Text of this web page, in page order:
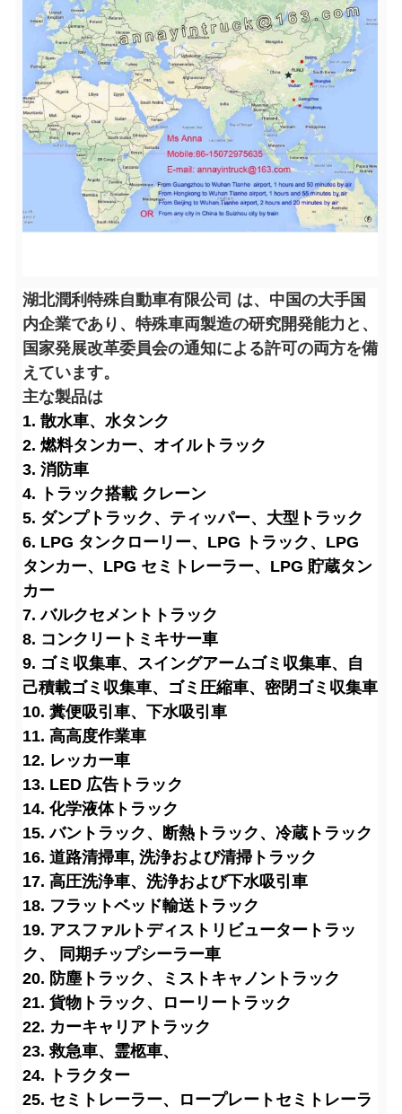
湖北潤利特殊自動車有限公司 は、中国の大手国
内企業であり、特殊車両製造の研究開発能力と、
国家発展改革委員会の通知による許可の両方を備
えています。
主な製品は
1. 散水車、水タンク
2. 燃料タンカー、オイルトラック
3. 消防車
4. トラック搭載 クレーン
5. ダンプトラック、ティッパー、大型トラック
6. LPG タンクローリー、LPG トラック、LPG
タンカー、LPG セミトレーラー、LPG 貯蔵タン
カー
7. バルクセメントトラック
8. コンクリートミキサー車
9. ゴミ収集車、スイングアームゴミ収集車、自
己積載ゴミ収集車、ゴミ圧縮車、密閉ゴミ収集車
10. 糞便吸引車、下水吸引車
11. 高高度作業車
12. レッカー車
13. LED 広告トラック
14. 化学液体トラック
15. バントラック、断熱トラック、冷蔵トラック
16. 道路清掃車, 洗浄および清掃トラック
17. 高圧洗浄車、洗浄および下水吸引車
18. フラットベッド輸送トラック
19. アスファルトディストリビュータートラッ
ク、 同期チップシーラー車
20. 防塵トラック、ミストキャノントラック
21. 貨物トラック、ローリートラック
22. カーキャリアトラック
23. 救急車、霊柩車、
24. トラクター
25. セミトレーラー、ロープレートセミトレーラ